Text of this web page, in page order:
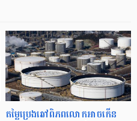
តម្លៃប្រេងឆៅពិភពលោកអាចកើន